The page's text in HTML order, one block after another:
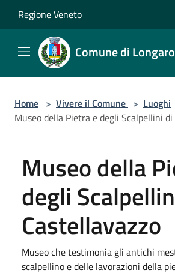
Regione Veneto
Comune di
Home > Vivere il Comune > Luoghi
Museo della Pietra e degli Scalpellini
Museo della
degli
Castellavazzo
Museo che testimonia gli antichi
scalpellino e delle lavorazioni della